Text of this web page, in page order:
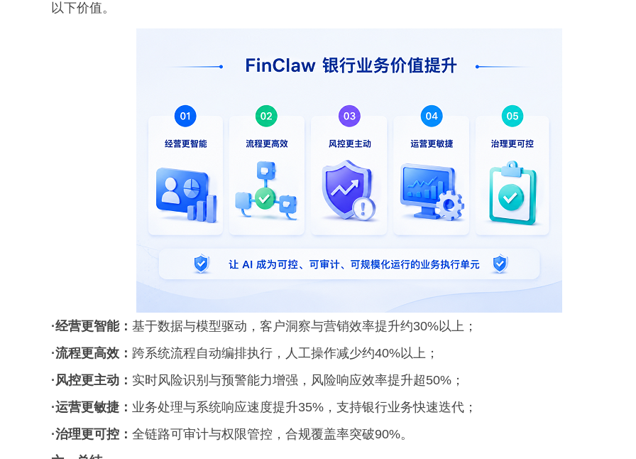
以下价值。
·经营更智能： 基于数据与模型驱动，客户洞察与营销效率提升约30%以上；
·流程更高效： 跨系统流程自动编排执行，人工操作减少约40%以上；
·风控更主动： 实时风险识别与预警能力增强，风险响应效率提升超50%；
·运营更敏捷： 业务处理与系统响应速度提升35%，支持银行业务快速迭代；
·治理更可控： 全链路可审计与权限管控，合规覆盖率突破90%。